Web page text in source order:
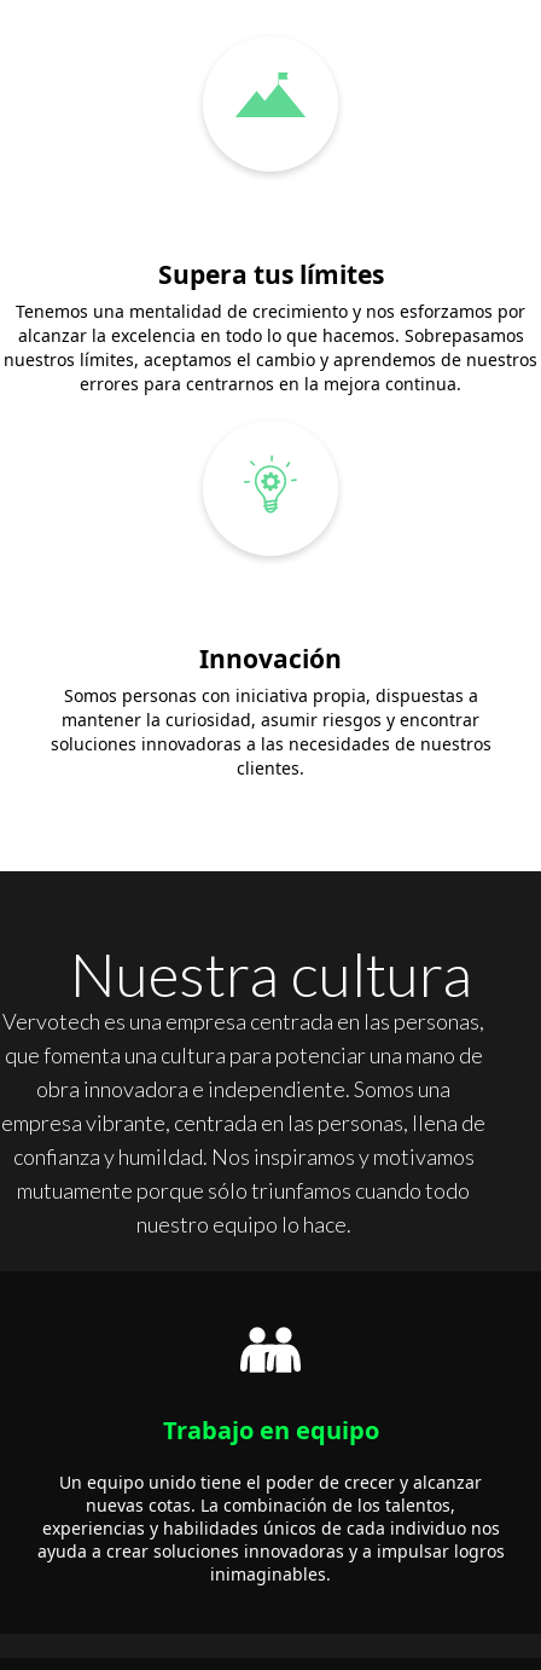
Supera tus límites
Tenemos una mentalidad de crecimiento y nos esforzamos por
alcanzar la excelencia en todo lo que hacemos. Sobrepasamos
nuestros límites, aceptamos el cambio y aprendemos de nuestros
errores para centrarnos en la mejora continua.
Innovación
Somos personas con iniciativa propia, dispuestas a
mantener la curiosidad, asumir riesgos y encontrar
soluciones innovadoras a las necesidades de nuestros
clientes.
Nuestra cultura
Vervotech es una empresa centrada en las personas,
que fomenta una cultura para potenciar una mano de
obra innovadora e independiente. Somos una
empresa vibrante, centrada en las personas, llena de
confianza y humildad. Nos inspiramos y motivamos
mutuamente porque sólo triunfamos cuando todo
nuestro equipo lo hace.
Trabajo en equipo
Un equipo unido tiene el poder de crecer y alcanzar
nuevas cotas. La combinación de los talentos,
experiencias y habilidades únicos de cada individuo nos
ayuda a crear soluciones innovadoras y a impulsar logros
inimaginables.